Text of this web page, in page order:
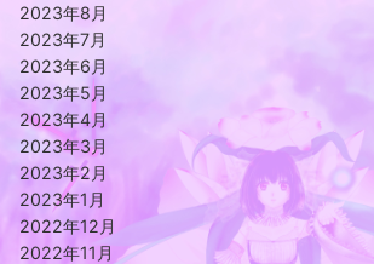
2023年8月
2023年7月
2023年6月
2023年5月
2023年4月
2023年3月
2023年2月
2023年1月
2022年12月
2022年11月